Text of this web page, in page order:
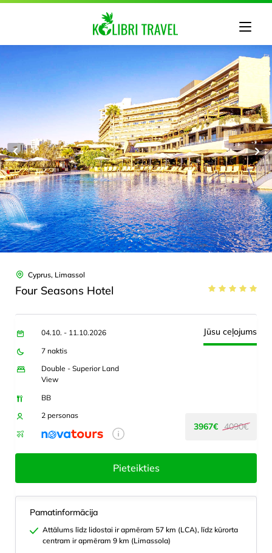
Cyprus, Limassol
Four Seasons Hotel
04.10. - 11.10.2026
7 naktis
Double - Superior Land
View
BB
2 personas
Jūsu ceļojums
3967€ 4090€
Pieteikties
Pamatinformācija
Attālums līdz lidostai ir apmēram 57 km (LCA), līdz kūrorta
centram ir apmēram 9 km (Limassola)